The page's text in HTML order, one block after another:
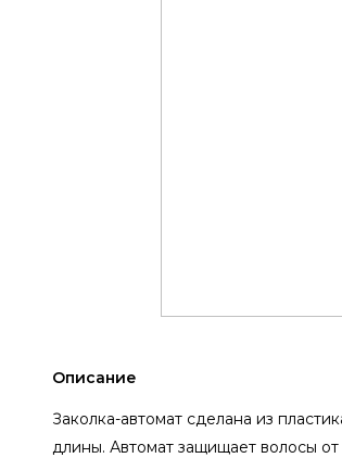
Описание
Заколка-автомат сделана из
длины. Автомат защищает волосы от